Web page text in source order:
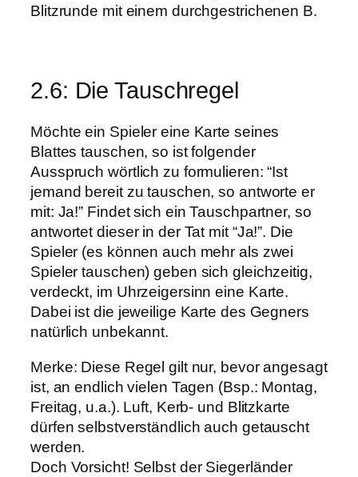
Blitzrunde mit einem durchgestrichenen B.
2.6: Die Tauschregel
Möchte ein Spieler eine Karte seines
Blattes tauschen, so ist folgender
Ausspruch wörtlich zu formulieren: “Ist
jemand bereit zu tauschen, so antworte er
mit: Ja!” Findet sich ein Tauschpartner, so
antwortet dieser in der Tat mit “Ja!”. Die
Spieler (es können auch mehr als zwei
Spieler tauschen) geben sich gleichzeitig,
verdeckt, im Uhrzeigersinn eine Karte.
Dabei ist die jeweilige Karte des Gegners
natürlich unbekannt.
Merke: Diese Regel gilt nur, bevor angesagt
ist, an endlich vielen Tagen (Bsp.: Montag,
Freitag, u.a.). Luft, Kerb- und Blitzkarte
dürfen selbstverständlich auch getauscht
werden.
Doch Vorsicht! Selbst der Siegerländer